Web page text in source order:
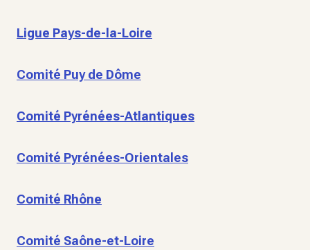
Ligue Pays-de-la-Loire
Comité Puy de Dôme
Comité Pyrénées-Atlantiques
Comité Pyrénées-Orientales
Comité Rhône
Comité Saône-et-Loire